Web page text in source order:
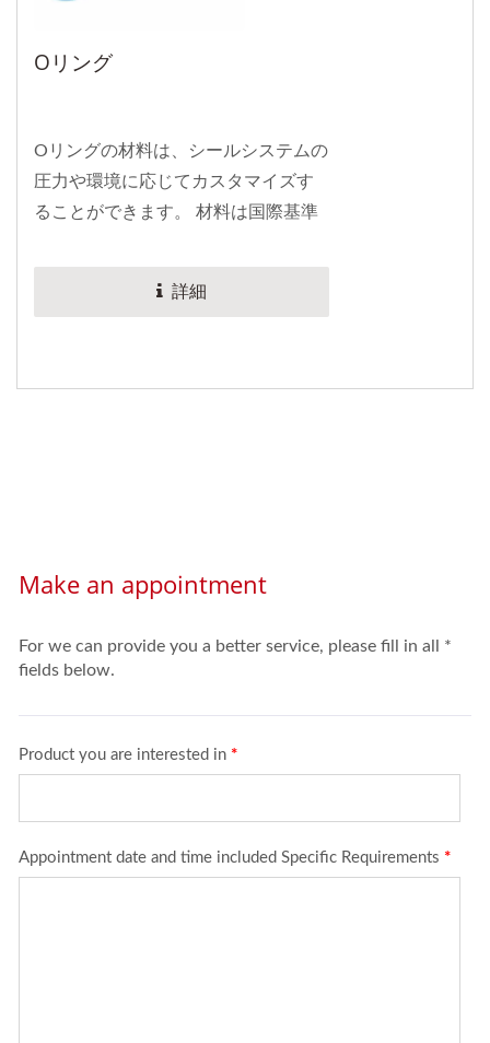
Oリング
Oリングの材料は、シールシステムの
圧力や環境に応じてカスタマイズす
ることができます。 材料は国際基準
詳細